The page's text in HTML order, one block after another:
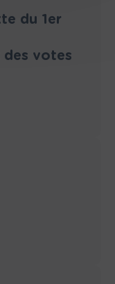
du 1er
des votes